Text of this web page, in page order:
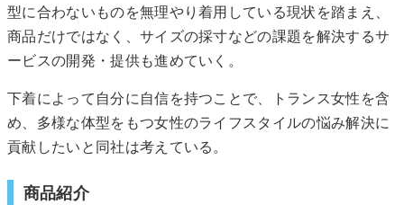
型に合わないものを無理やり着用している現状を踏まえ、
商品だけではなく、サイズの採寸などの課題を解決するサ
ービスの開発・提供も進めていく。
下着によって自分に自信を持つことで、トランス女性を含
め、多様な体型をもつ女性のライフスタイルの悩み解決に
貢献したいと同社は考えている。
商品紹介